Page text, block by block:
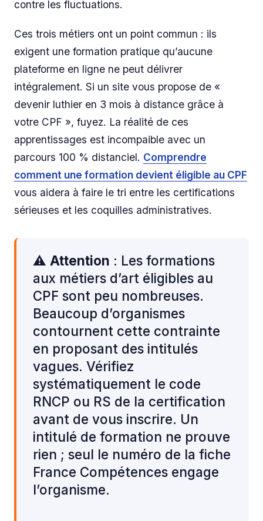
contre les fluctuations.
Ces trois métiers ont un point commun : ils
exigent une formation pratique qu’aucune
plateforme en ligne ne peut délivrer
intégralement. Si un site vous propose de «
devenir luthier en 3 mois à distance grâce à
votre CPF », fuyez. La réalité de ces
apprentissages est incompaible avec un
parcours 100 % distanciel. Comprendre
comment une formation devient éligible au CPF
vous aidera à faire le tri entre les certifications
sérieuses et les coquilles administratives.
⚠️ Attention : Les formations
aux métiers d’art éligibles au
CPF sont peu nombreuses.
Beaucoup d’organismes
contournent cette contrainte
en proposant des intitulés
vagues. Vérifiez
systématiquement le code
RNCP ou RS de la certification
avant de vous inscrire. Un
intitulé de formation ne prouve
rien ; seul le numéro de la fiche
France Compétences engage
l’organisme.